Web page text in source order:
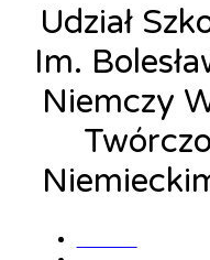
Udział
Im.
Niemczy